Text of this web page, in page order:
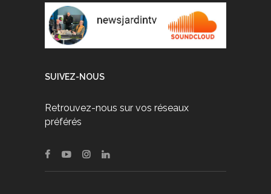
SUIVEZ-NOUS
Retrouvez-nous sur vos réseaux
préférés